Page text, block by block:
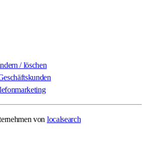
/ löschen
von localsearch